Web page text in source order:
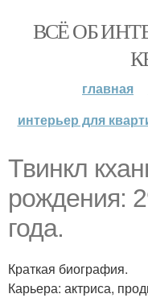
ВСЁ ОБ
главная
интерьер для
Твинкл
рождения:
года.
Краткая биография.
Карьера: актриса,